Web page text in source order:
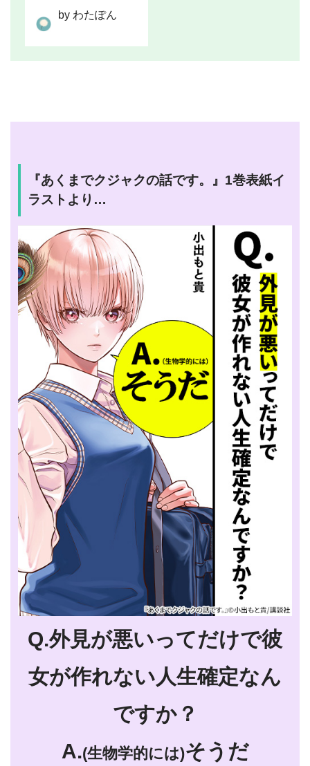
by わたぽん
『あくまでクジャクの話です。』1巻表紙イ
ラストより…
Q.外見が悪いってだけで彼
女が作れない人生確定なん
ですか？
A.(生物学的には)そうだ